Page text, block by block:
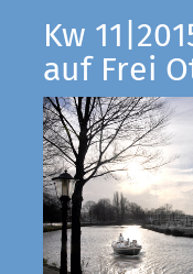
Kw
auf Frei